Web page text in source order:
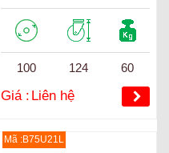
100 124 60
Giá : Liên hệ
Mã :B75U21L